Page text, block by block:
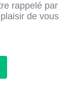
rappelé par
de vous